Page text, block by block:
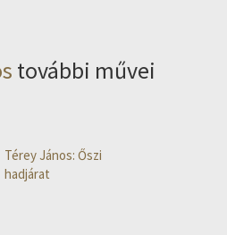
további művei
Térey János: Őszi
hadjárat